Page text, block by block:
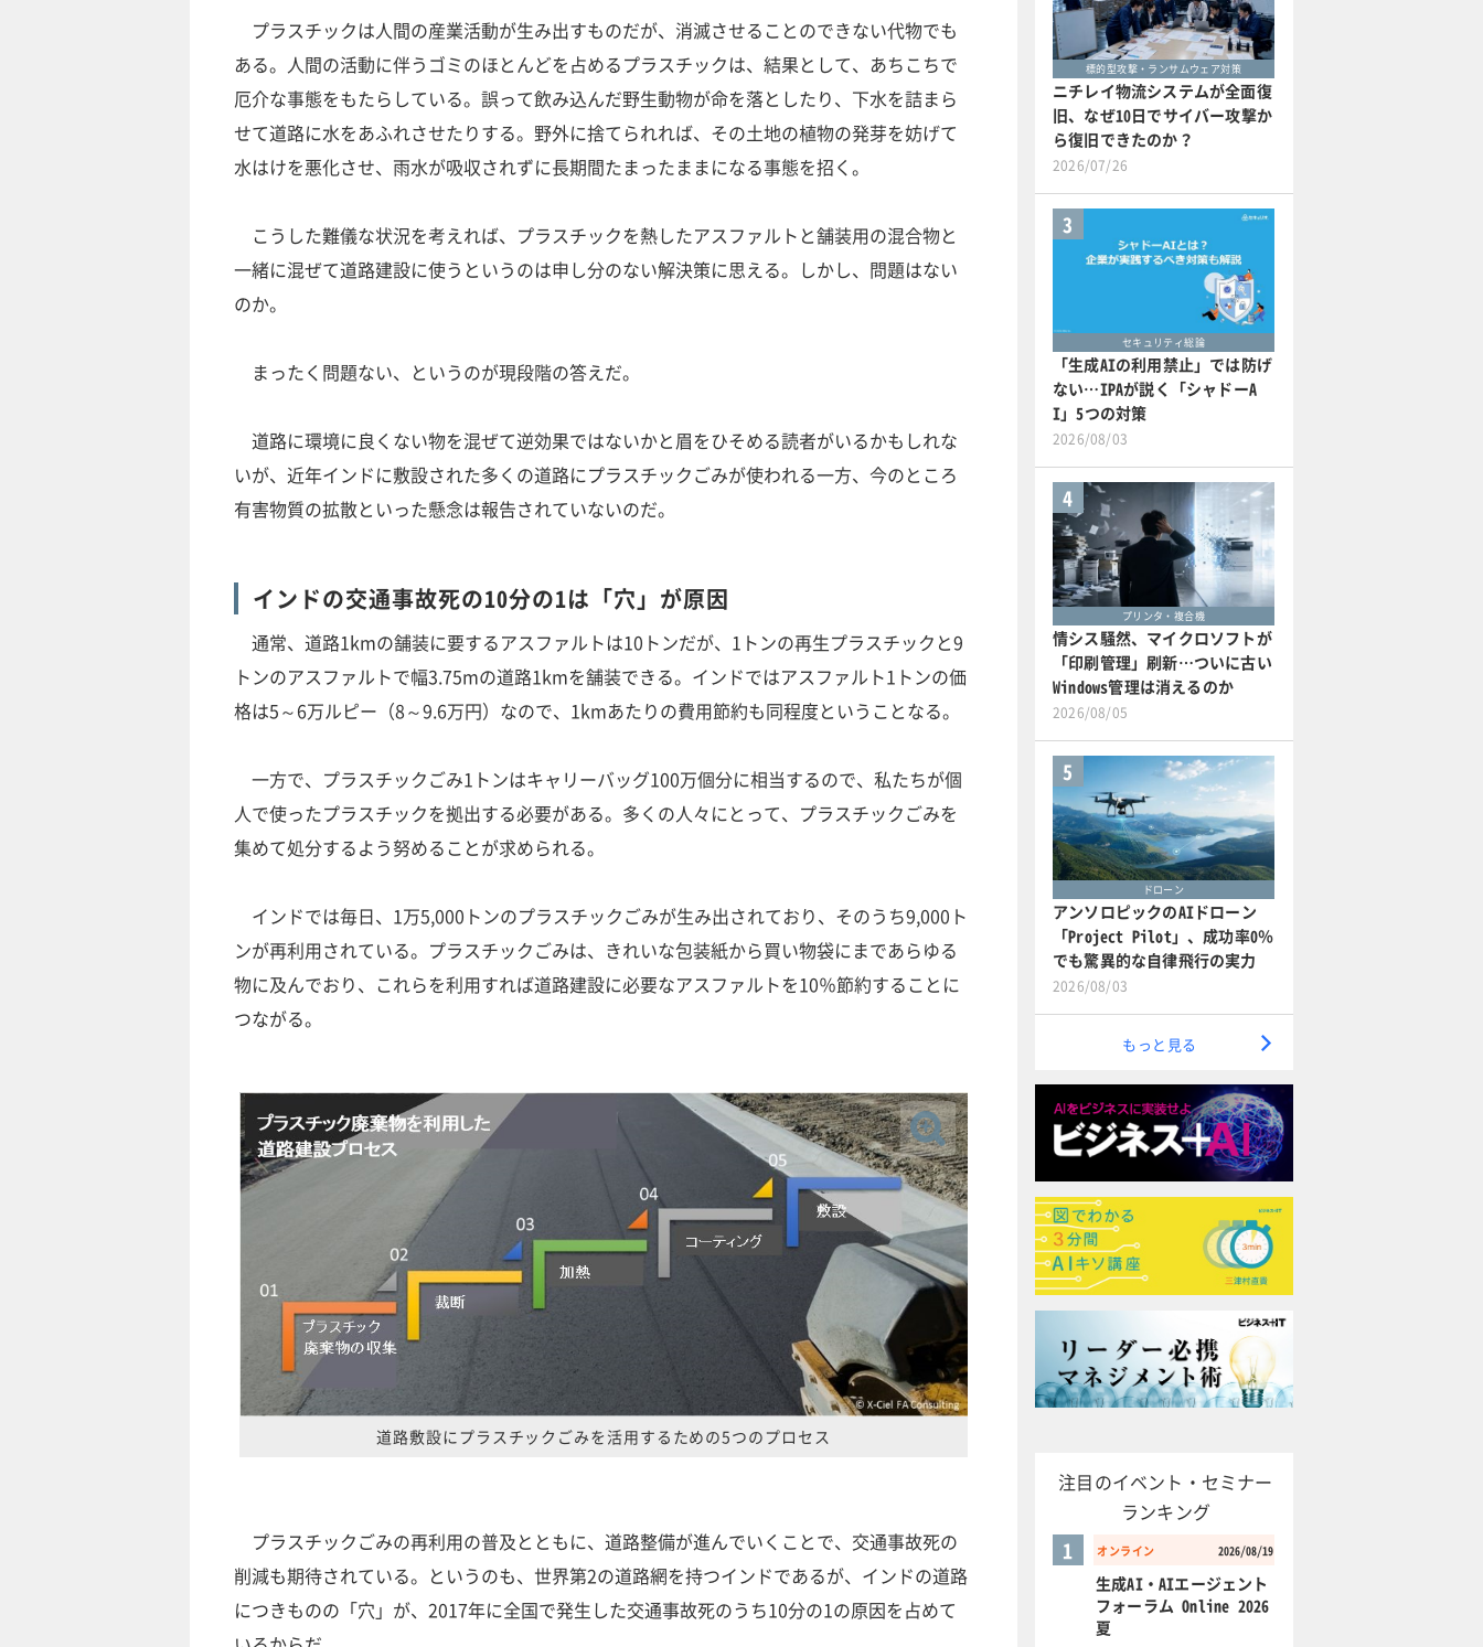
プラスチックは人間の産業活動が生み出すものだが、消滅させることのできない代物でも
ある。人間の活動に伴うゴミのほとんどを占めるプラスチックは、結果として、あちこちで
厄介な事態をもたらしている。誤って飲み込んだ野生動物が命を落としたり、下水を詰まら
せて道路に水をあふれさせたりする。野外に捨てられれば、その土地の植物の発芽を妨げて
水はけを悪化させ、雨水が吸収されずに長期間たまったままになる事態を招く。
こうした難儀な状況を考えれば、プラスチックを熱したアスファルトと舗装用の混合物と
一緒に混ぜて道路建設に使うというのは申し分のない解決策に思える。しかし、問題はない
のか。
まったく問題ない、というのが現段階の答えだ。
道路に環境に良くない物を混ぜて逆効果ではないかと眉をひそめる読者がいるかもしれな
いが、近年インドに敷設された多くの道路にプラスチックごみが使われる一方、今のところ
有害物質の拡散といった懸念は報告されていないのだ。
インドの交通事故死の10分の1は「穴」が原因
通常、道路1kmの舗装に要するアスファルトは10トンだが、1トンの再生プラスチックと9
トンのアスファルトで幅3.75mの道路1kmを舗装できる。インドではアスファルト1トンの価
格は5～6万ルピー（8～9.6万円）なので、1kmあたりの費用節約も同程度ということなる。
一方で、プラスチックごみ1トンはキャリーバッグ100万個分に相当するので、私たちが個
人で使ったプラスチックを拠出する必要がある。多くの人々にとって、プラスチックごみを
集めて処分するよう努めることが求められる。
インドでは毎日、1万5,000トンのプラスチックごみが生み出されており、そのうち9,000ト
ンが再利用されている。プラスチックごみは、きれいな包装紙から買い物袋にまであらゆる
物に及んでおり、これらを利用すれば道路建設に必要なアスファルトを10％節約することに
つながる。
道路敷設にプラスチックごみを活用するための5つのプロセス
プラスチックごみの再利用の普及とともに、道路整備が進んでいくことで、交通事故死の
削減も期待されている。というのも、世界第2の道路網を持つインドであるが、インドの道路
につきものの「穴」が、2017年に全国で発生した交通事故死のうち10分の1の原因を占めて
標的型攻撃・ランサムウェア対策
ニチレイ物流システムが全面復
旧、なぜ10日でサイバー攻撃か
ら復旧できたのか？
2026/07/26
3
セキュリティ総論
「生成AIの利用禁止」では防げ
ない…IPAが説く「シャドーA
I」5つの対策
2026/08/03
4
プリンタ・複合機
情シス騒然、マイクロソフトが
「印刷管理」刷新…ついに古い
Windows管理は消えるのか
2026/08/05
5
ドローン
アンソロピックのAIドローン
「Project Pilot」、成功率0％
でも驚異的な自律飛行の実力
2026/08/03
もっと見る
注目のイベント・セミナー
ランキング
オンライン 2026/08/19
1
生成AI・AIエージェント
フォーラム Online 2026
夏